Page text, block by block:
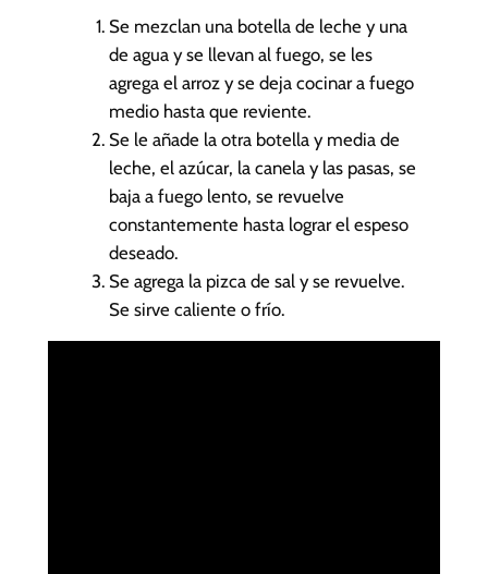
Se mezclan una botella de leche y una
de agua y se llevan al fuego, se les
agrega el arroz y se deja cocinar a fuego
medio hasta que reviente.
Se le añade la otra botella y media de
leche, el azúcar, la canela y las pasas, se
baja a fuego lento, se revuelve
constantemente hasta lograr el espeso
deseado.
Se agrega la pizca de sal y se revuelve.
Se sirve caliente o frío.